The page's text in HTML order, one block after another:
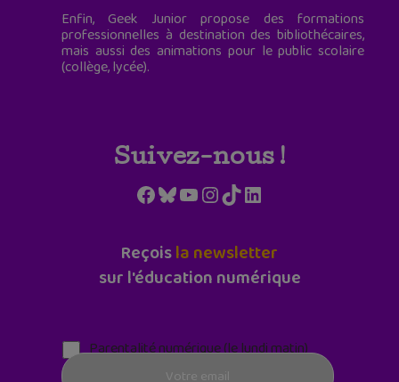
Enfin, Geek Junior propose des formations
professionnelles à destination des bibliothécaires,
mais aussi des animations pour le public scolaire
(collège, lycée).
Suivez-nous !
Facebook
Bluesky
YouTube
Instagram
TikTokLinkedIn
Reçoisla newsletter
sur l'éducation numérique
Parentalité numérique (le lundi matin)